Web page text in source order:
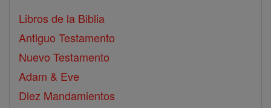
Libros de la Biblia
Antiguo Testamento
Nuevo Testamento
Adam & Eve
Diez Mandamientos